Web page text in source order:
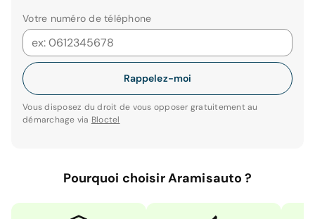
Votre numéro de téléphone
Rappelez-moi
Vous disposez du droit de vous opposer gratuitement au
démarchage via Bloctel
Pourquoi choisir Aramisauto ?